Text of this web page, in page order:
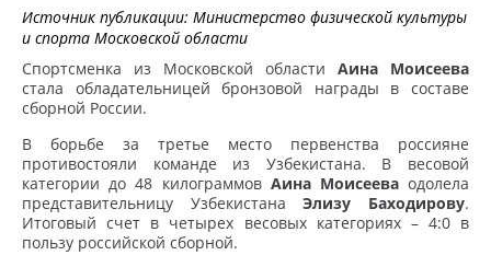
Источник публикации: Министерство физической культуры
и спорта Московской области
Спортсменка из Московской области Аина Моисеева
стала обладательницей бронзовой награды в составе
сборной России.
В борьбе за третье место первенства россияне
противостояли команде из Узбекистана. В весовой
категории до 48 килограммов Аина Моисееваодолела
представительницу УзбекистанаЭлизу Баходирову.
Итоговый счет в четырех весовых категориях – 4:0 в
пользу российской сборной.